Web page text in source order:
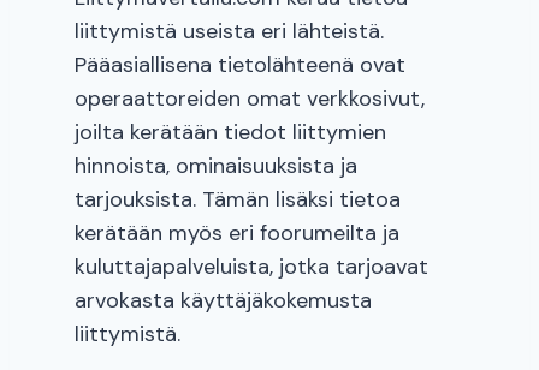
liittymistä useista eri lähteistä.
Pääasiallisena tietolähteenä ovat
operaattoreiden omat verkkosivut,
joilta kerätään tiedot liittymien
hinnoista, ominaisuuksista ja
tarjouksista. Tämän lisäksi tietoa
kerätään myös eri foorumeilta ja
kuluttajapalveluista, jotka tarjoavat
arvokasta käyttäjäkokemusta
liittymistä.